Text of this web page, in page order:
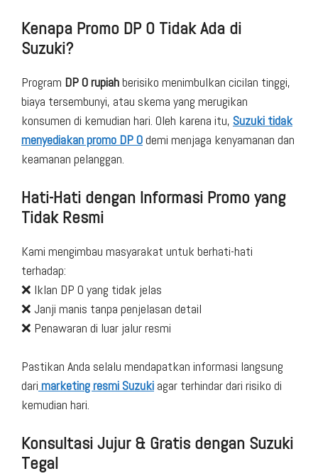
Kenapa Promo DP 0 Tidak Ada di
Suzuki?
Program DP 0 rupiahberisiko menimbulkan cicilan tinggi,
biaya tersembunyi, atau skema yang merugikan
konsumen di kemudian hari. Oleh karena itu, Suzuki tidak
menyediakan promo DP 0demi menjaga kenyamanan dan
keamanan pelanggan.
Hati-Hati dengan Informasi Promo yang
Tidak Resmi
Kami mengimbau masyarakat untuk berhati-hati
terhadap:
❌ Iklan DP 0 yang tidak jelas
❌ Janji manis tanpa penjelasan detail
❌ Penawaran di luar jalur resmi
Pastikan Anda selalu mendapatkan informasi langsung
dari marketing resmi Suzuki agar terhindar dari risiko di
kemudian hari.
Konsultasi Jujur & Gratis dengan Suzuki
Tegal